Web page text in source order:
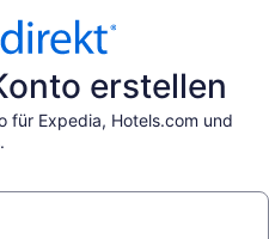
erstellen
für Expedia, Hotels.com und